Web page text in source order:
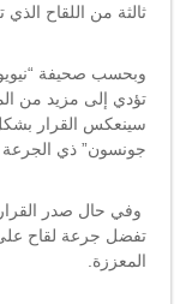
ثالثة من اللقاح الذي
وبحسب صحيفة
تؤدي إلى مزيد من
سينعكس القرار
جونسون” ذي الجرعة
وفي حال صدر
تفضل جرعة لقاح
المعززة